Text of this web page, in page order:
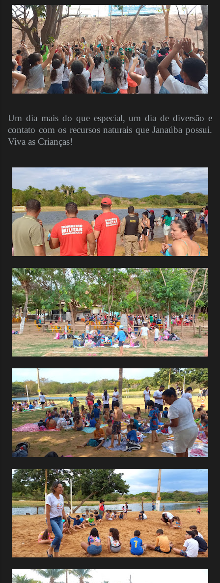
Um dia mais do que especial, um dia de diversão e
contato com os recursos naturais que Janaúba possui.
Viva as Crianças!